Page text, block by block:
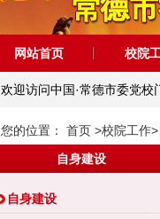
网站首页 校院
欢迎访问中国·常德市委党校
您的位置： 首页 >校院工作>
自身建设
自身建设